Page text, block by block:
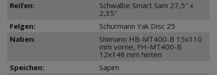
Reifen:
Schwalbe Smart Sam 27,5" x
2,35"
Felgen:
Schürmann Yak Disc 25
Naben:
Shimano HB-MT400-B 15x110
mm vorne, FH-MT400-B
12x148 mm hinten
Speichen:
Sapim